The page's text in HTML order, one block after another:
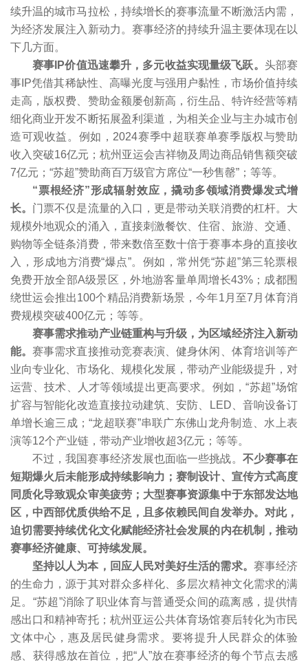
续升温的城市马拉松，持续增长的赛事流量不断激活内需，
为经济发展注入新动力。赛事经济的持续升温主要体现在以
下几方面。
赛事IP价值迅速攀升，多元收益实现量级飞跃。 头部赛
事IP凭借其稀缺性、高曝光度与强用户黏性，市场价值持续
走高，版权费、赞助金额屡创新高，衍生品、特许经营等精
细化商业开发不断拓展盈利渠道，为相关企业与主办城市创
造可观收益。例如，2024赛季中超联赛单赛季版权与赞助
收入突破16亿元；杭州亚运会吉祥物及周边商品销售额突破
7亿元；“苏超”赞助商百万级官方席位“一秒售罄”；等等。
“票根经济”形成辐射效应，撬动多领域消费爆发式增
长。 门票不仅是流量的入口，更是带动关联消费的杠杆。大
规模外地观众的涌入，直接刺激餐饮、住宿、旅游、交通、
购物等全链条消费，带来数倍至数十倍于赛事本身的直接收
入，形成地方消费“爆点”。例如，常州凭“苏超”第三轮票根
免费开放全部A级景区，外地游客量单周增长43%；成都围
绕世运会推出100个精品消费新场景，今年1月至7月体育消
费规模突破400亿元；等等。
赛事需求推动产业链重构与升级，为区域经济注入新动
能。赛事需求直接推动竞赛表演、健身休闲、体育培训等产
业向专业化、市场化、规模化发展，带动产业能级提升，对
运营、技术、人才等领域提出更高要求。例如，“苏超”场馆
扩容与智能化改造直接拉动建筑、安防、LED、音响设备订
单增长逾三成；“龙超联赛”串联广东佛山龙舟制造、水上表
演等12个产业链，带动产业增收超3亿元；等等。
不过，我国赛事经济发展也面临一些挑战。 不少赛事在
短期爆火后未能形成持续影响力；赛制设计、宣传方式高度
同质化导致观众审美疲劳；大型赛事资源集中于东部发达地
区，中西部优质供给不足，且多依赖民间自发举办。对此，
迫切需要持续优化文化赋能经济社会发展的内在机制，推动
赛事经济健康、可持续发展。
坚持以人为本，回应人民对美好生活的需求。 赛事经济
的生命力，源于其对群众多样化、多层次精神文化需求的满
足。“苏超”消除了职业体育与普通受众间的疏离感，提供情
感出口和精神寄托；杭州亚运公共体育场馆赛后转化为市民
文体中心，惠及居民健身需求。要将提升人民群众的体验
感、获得感放在首位，把“人”放在赛事经济的每个节点去感